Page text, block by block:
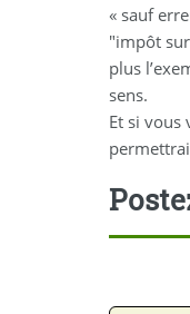
« sauf
"impôt
plus
sens.
Et si vous